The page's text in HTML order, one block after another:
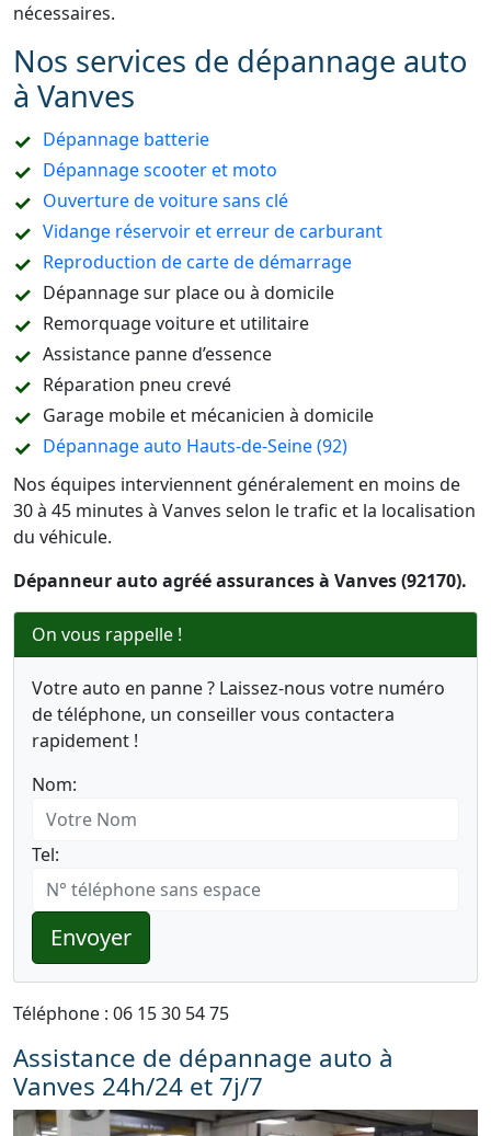
nécessaires.
Nos services de dépannage auto
à Vanves
Dépannage batterie
Dépannage scooter et moto
Ouverture de voiture sans clé
Vidange réservoir et erreur de carburant
Reproduction de carte de démarrage
Dépannage sur place ou à domicile
Remorquage voiture et utilitaire
Assistance panne d’essence
Réparation pneu crevé
Garage mobile et mécanicien à domicile
Dépannage auto Hauts-de-Seine (92)
Nos équipes interviennent généralement en moins de
30 à 45 minutes à Vanves selon le trafic et la localisation
du véhicule.
Dépanneur auto agréé assurances à Vanves (92170).
On vous rappelle !
Votre auto en panne ? Laissez-nous votre numéro
de téléphone, un conseiller vous contactera
rapidement !
Nom:
Tel:
Envoyer
Téléphone : 06 15 30 54 75
Assistance de dépannage auto à
Vanves 24h/24 et 7j/7